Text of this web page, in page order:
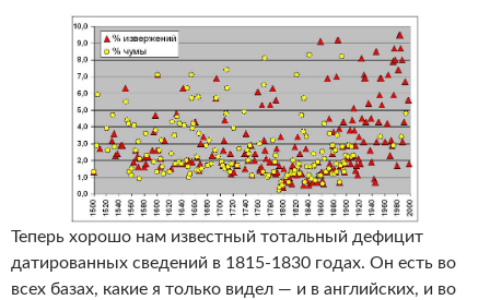
Теперь хорошо нам известный тотальный дефицит
датированных сведений в 1815-1830 годах. Он есть во
всех базах, какие я только видел — и в английских, и во